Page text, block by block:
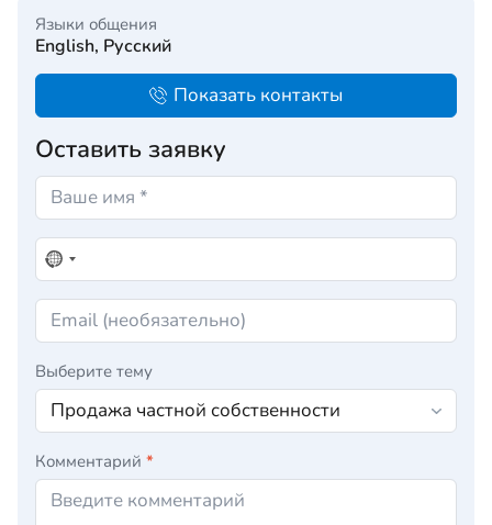
Языки общения
English, Русский
Показать контакты
Оставить заявку
Выберите тему
Комментарий *